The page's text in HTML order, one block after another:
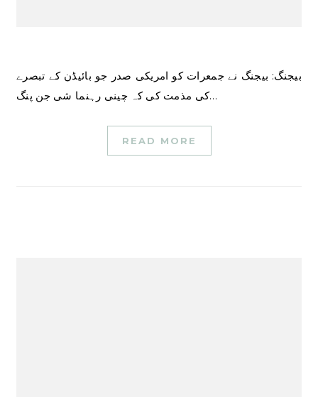
بیجنگ: بیجنگ نے جمعرات کو امریکی صدر جو بائیڈن کے تبصرے
کی مذمت کی کہ چینی رہنما شی جن پنگ…
READ MORE